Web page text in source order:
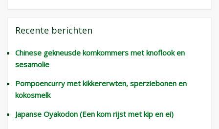
Recente berichten
Chinese gekneusde komkommers met knoflook en
sesamolie
Pompoencurry met kikkererwten, sperziebonen en
kokosmelk
Japanse Oyakodon (Een kom rijst met kip en ei)